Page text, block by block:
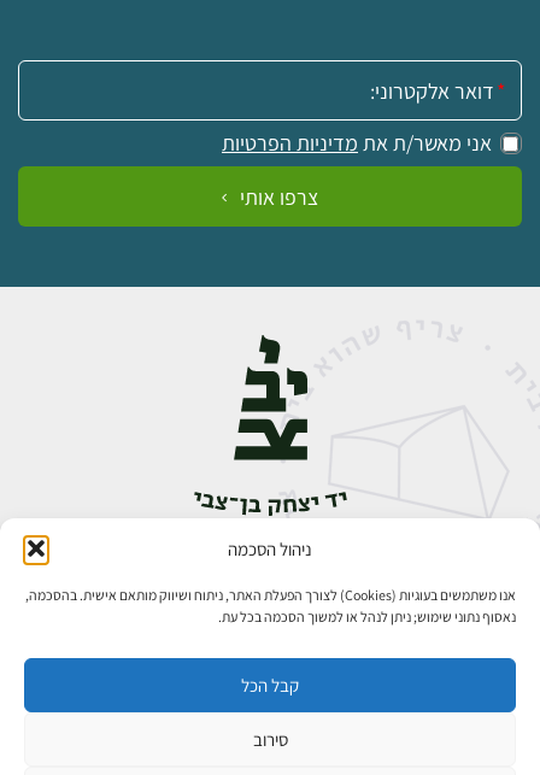
ניהול הסכמה
אנו משתמשים בעוגיות (Cookies) לצורך הפעלת האתר, ניתוח ושיווק מותאם אישית. בהסכמה,
נאסוף נתוני שימוש; ניתן לנהל או למשוך הסכמה בכל עת.
קבל הכל
סירוב
אימייל:
אני מאשר/ת את מדיניות הפרטיות
צרפו אותי
אבן גבירול 14, רחביה, ירושלים